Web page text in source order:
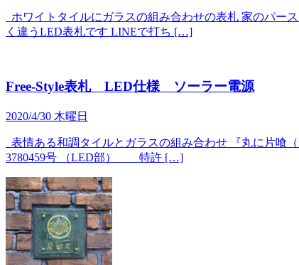
ホワイトタイルにガラスの組み合わせの表札 家のパー
く違うLED表札です LINEで打ち […]
Free-Style表札 LED仕様 ソーラー電源
2020/4/30 木曜日
表情ある和調タイルとガラスの組み合わせ 『丸に片喰
3780459号 （LED部） 特許 […]